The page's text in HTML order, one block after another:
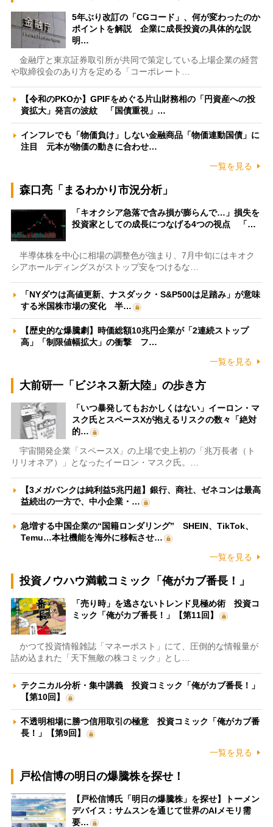
5年ぶり改訂の「CGコード」、何が変わったのか
ポイントを解説 企業に成長投資の具体的な説
明…
金融庁と東京証券取引所が共同で策定している上場企業の経営
や取締役会のあり方を定める「コーポレート…
【令和のPKOか】GPIFをめぐる片山財務相の「円資産への投
資拡大」発言の波紋 「国債重視」…
インフレでも「物価負け」しない金融商品「物価連動国債」に
注目 元本が物価の動きに合わせ…
一覧を見る
森口亮「まるわかり市況分析」
「キオクシア急落で含み損が膨らんで…」損失を
投資家としての成長につなげる4つの視点 「…
半導体株を中心に相場の調整色が強まり、7月中旬にはキオク
シアホールディングスがストップ安をつけるな…
「NYダウは高値更新、ナスダック・S&P500は足踏み」が意味
する米国株市場の変化 半…
【歴史的な爆騰劇】時価総額10兆円企業が「2連続ストップ
高」「制限値幅拡大」の衝撃 フ…
一覧を見る
大前研一「ビジネス新大陸」の歩き方
「いつ暴発してもおかしくはない」イーロン・マ
スク氏とスペースXが抱えるリスクの数々「絶対
的…
宇宙開発企業「スペースX」の上場で史上初の「兆万長者（ト
リリオネア）」となったイーロン・マスク氏。…
【3メガバンクは純利益5兆円超】銀行、商社、ゼネコンは最高
益続出の一方で、中小企業・…
急増する中国企業の“国籍ロンダリング” SHEIN、TikTok、
Temu…本社機能を海外に移転させ…
一覧を見る
投資ノウハウ満載コミック「俺がカブ番長！」
「売り時」を逃さないトレンド見極め術 投資コ
ミック「俺がカブ番長！」【第11回】
かつて投資情報雑誌「マネーポスト」にて、圧倒的な情報量が
詰め込まれた「天下無敵の株コミック」とし…
テクニカル分析・集中講義 投資コミック「俺がカブ番長！」
【第10回】
不透明相場に勝つ信用取引の極意 投資コミック「俺がカブ番
長！」【第9回】
一覧を見る
戸松信博の明日の爆騰株を探せ！
【戸松信博氏「明日の爆騰株」を探せ】トーメン
デバイス：サムスンを通じて世界のAIメモリ需
要…